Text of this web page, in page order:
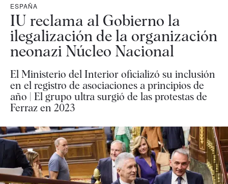
ESPAÑA
IU reclama al Gobierno la
ilegalización de la organización
neonazi Núcleo Nacional
El Ministerio del Interior oficializó su inclusión
en el registro de asociaciones a principios de
año | El grupo ultra surgió de las protestas de
Ferraz en 2023